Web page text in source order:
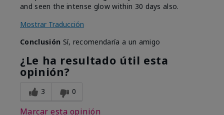
and seen the intense glow within 30 days also.
Mostrar Traducción
Conclusión Sí, recomendaría a un amigo
¿Le ha resultado útil esta
opinión?
3 0
Marcar esta opinión